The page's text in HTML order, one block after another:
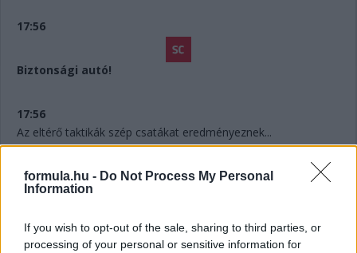
formula.hu - Do Not Process My Personal
Information
If you wish to opt-out of the sale, sharing to third parties, or
processing of your personal or sensitive information for
17:56
Biztonsági autó!
17:56
Az eltérő taktikák szép csatákat eredményeznek...
17:55
Ocon és Antonelli áthámozza magát Alonsón, de az olasznak
taposni a lágyakból, ami bennük van.